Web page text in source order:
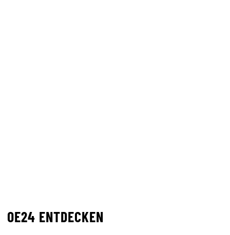
OE24 ENTDECKEN